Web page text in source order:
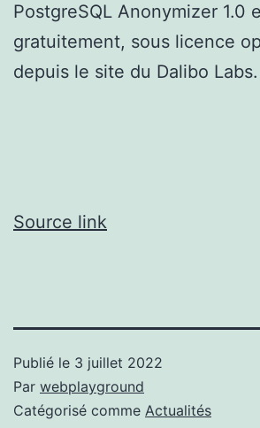
PostgreSQL Anonymizer 1.0
gratuitement, sous licence
depuis le site du Dalibo Labs.
Source link
Publié le 3 juillet 2022
Par webplayground
Catégorisé comme Actualités